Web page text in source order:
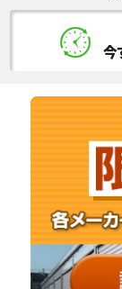
今